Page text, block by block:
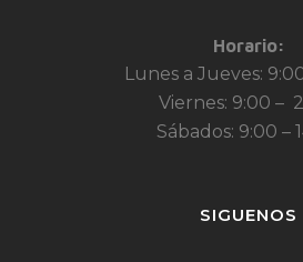
Horario:
Lunes a Jueves:
Viernes: 9:00 –
Sábados: 9:00 –
SIGUENOS